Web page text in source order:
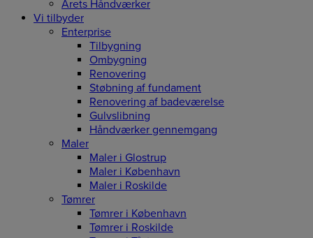
Årets Håndværker
Vi tilbyder
Enterprise
Tilbygning
Ombygning
Renovering
Støbning af fundament
Renovering af badeværelse
Gulvslibning
Håndværker gennemgang
Maler
Maler i Glostrup
Maler i København
Maler i Roskilde
Tømrer
Tømrer i København
Tømrer i Roskilde